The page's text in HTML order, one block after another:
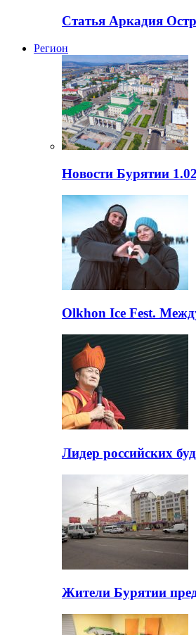
Статья Аркадия
Регион
Новости Бурятии
Olkhon Ice Fest.
Лидер российских
Жители Бурятии